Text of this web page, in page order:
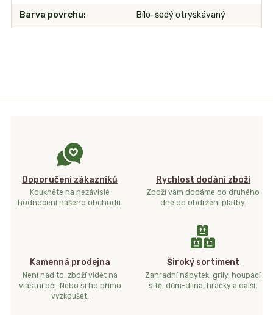
Barva povrchu Bílo-šedý otryskávaný
Doporučení zákazníků
Koukněte na nezávislé
hodnocení našeho obchodu.
Rychlost dodání zboží
Zboží vám dodáme do druhého
dne od obdržení platby.
Kamenná prodejna
Není nad to, zboží vidět na
vlastní oči. Nebo si ho přímo
vyzkoušet.
Široký sortiment
Zahradní nábytek, grily, houpací
sítě, dům-dílna, hračky a další.